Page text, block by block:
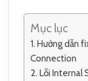
Mục lục
Hướng dẫn
Connection
Lỗi Internal